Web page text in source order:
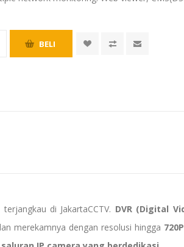
di JakartaCCTV. DVR (Digital
merekamnya dengan resolusi hingga